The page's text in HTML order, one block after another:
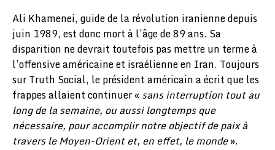
Ali Khamenei, guide de la révolution iranienne depuis
juin 1989, est donc mort à l’âge de 89 ans. Sa
disparition ne devrait toutefois pas mettre un terme à
l’offensive américaine et israélienne en Iran. Toujours
sur Truth Social, le président américain a écrit que les
frappes allaient continuer « sans interruption tout au
long de la semaine, ou aussi longtemps que
nécessaire, pour accomplir notre objectif de paix à
travers le Moyen-Orient et, en effet, le monde».